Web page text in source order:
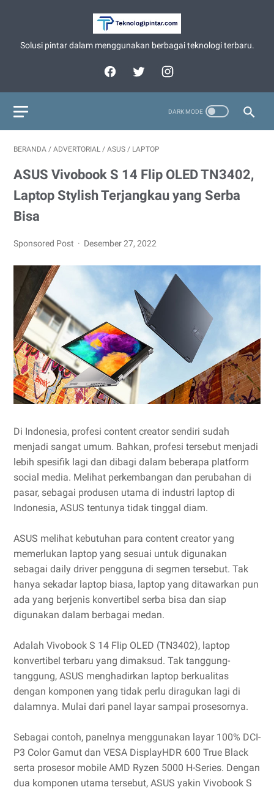
Solusi pintar dalam menggunakan berbagai teknologi terbaru.
BERANDA / ADVERTORIAL / ASUS / LAPTOP
ASUS Vivobook S 14 Flip OLED TN3402,
Laptop Stylish Terjangkau yang Serba
Bisa
Sponsored Post Desember 27, 2022
Di Indonesia, profesi content creator sendiri sudah
menjadi sangat umum. Bahkan, profesi tersebut menjadi
lebih spesifik lagi dan dibagi dalam beberapa platform
social media. Melihat perkembangan dan perubahan di
pasar, sebagai produsen utama di industri laptop di
Indonesia, ASUS tentunya tidak tinggal diam.
ASUS melihat kebutuhan para content creator yang
memerlukan laptop yang sesuai untuk digunakan
sebagai daily driver pengguna di segmen tersebut. Tak
hanya sekadar laptop biasa, laptop yang ditawarkan pun
ada yang berjenis konvertibel serba bisa dan siap
digunakan dalam berbagai medan.
Adalah Vivobook S 14 Flip OLED (TN3402), laptop
konvertibel terbaru yang dimaksud. Tak tanggung-
tanggung, ASUS menghadirkan laptop berkualitas
dengan komponen yang tidak perlu diragukan lagi di
dalamnya. Mulai dari panel layar sampai prosesornya.
Sebagai contoh, panelnya menggunakan layar 100% DCI-
P3 Color Gamut dan VESA DisplayHDR 600 True Black
serta prosesor mobile AMD Ryzen 5000 H-Series. Dengan
dua komponen utama tersebut, ASUS yakin Vivobook S